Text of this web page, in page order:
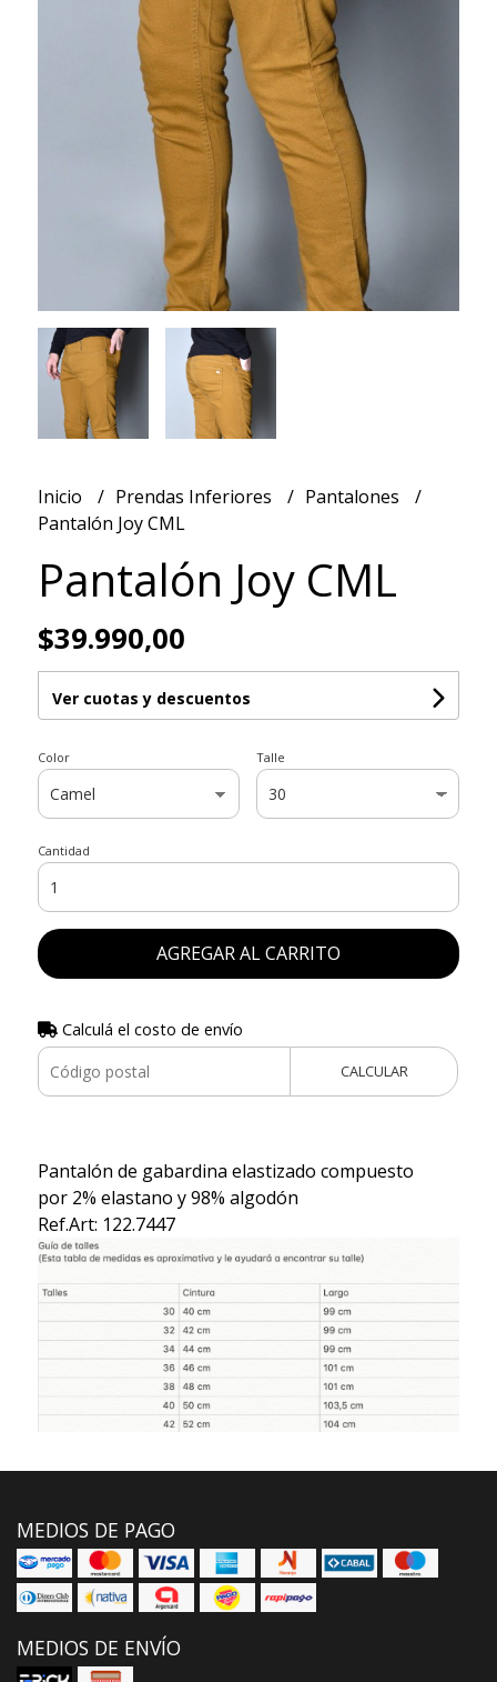
Inicio Prendas Inferiores
Pantalones
Pantalón Joy CML
Pantalón Joy CML
$39.990,00
Ver cuotas y descuentos
Color Talle
Cantidad
AGREGAR AL CARRITO
Calculá el costo de envío
CALCULAR
Pantalón de gabardina elastizado compuesto
por 2% elastano y 98% algodón
Ref.Art: 122.7447
MEDIOS DE PAGO
MEDIOS DE ENVÍO